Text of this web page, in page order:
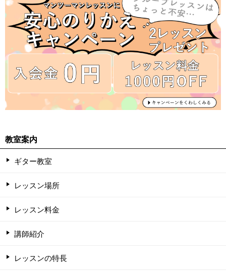
教室案内
ギター教室
レッスン場所
レッスン料金
講師紹介
レッスンの特長